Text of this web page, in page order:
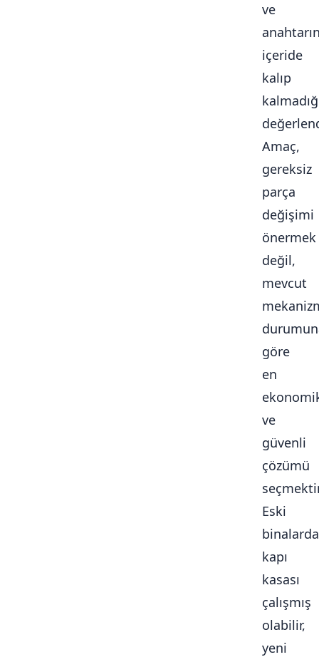
ve
içeride
kalıp
Amaç,
gereksiz
parça
değişimi
önermek
değil,
mevcut
göre
en
ve
güvenli
çözümü
Eski
binalarda
kapı
kasası
çalışmış
olabilir,
yeni